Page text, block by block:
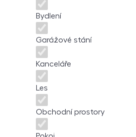
Bydlení
Garážové stání
Kanceláře
Les
Obchodní prostory